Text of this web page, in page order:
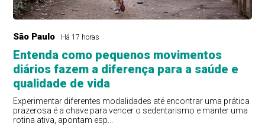
São Paulo Há 17 horas
Entenda como pequenos movimentos
diários fazem a diferença para a saúde e
qualidade de vida
Experimentar diferentes modalidades até encontrar uma prática
prazerosa é a chave para vencer o sedentarismo e manter uma
rotina ativa, apontam esp...